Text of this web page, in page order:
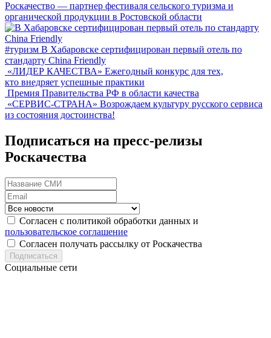
Роскачество — партнер фестиваля сельского туризма и
органической продукции в Ростовской области
#туризм В Хабаровске сертифицирован первый отель по
стандарту China Friendly
«ЛИДЕР КАЧЕСТВА» Ежегодный конкурс для тех,
кто внедряет успешные практики
Премия Правительства РФ в области качества
«СЕРВИС-СТРАНА» Возрождаем культуру русского сервиса
из состояния достоинства!
Подписаться на пресс-релизы
Роскачества
Согласен с политикой обработки данных и
пользовательское соглашение
Согласен получать рассылку от Роскачества
Подписаться
Социальные сети